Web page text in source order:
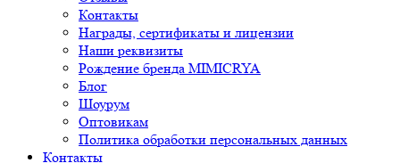
Контакты
Награды, сертификаты и лицензии
Наши реквизиты
Рождение бренда MIMICRYA
Блог
Шоурум
Оптовикам
Политика обработки персональных данных
Контакты